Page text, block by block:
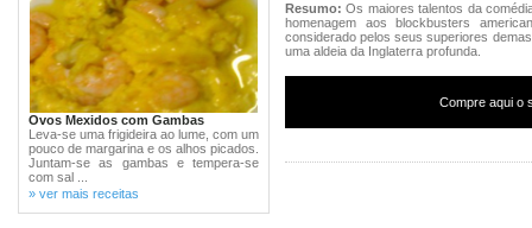
Ovos Mexidos com Gambas
Leva-se uma frigideira ao lume, com um
pouco de margarina e os alhos picados.
Juntam-se as gambas e tempera-se
com sal ...
» ver mais receitas
Resumo:Os maiores talentos da
homenagem aos blockbusters
considerado pelos seus superiores
uma aldeia da Inglaterra profunda.
Compre aqui o